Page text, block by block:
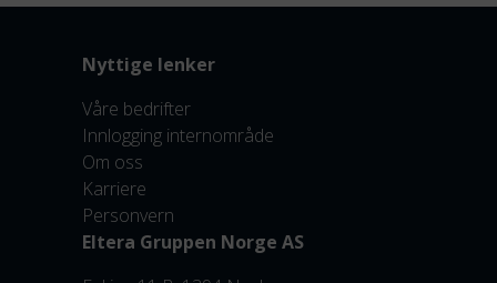
Nyttige lenker
Våre bedrifter
Innlogging internområde
Om oss
Karriere
Personvern
Eltera Gruppen Norge AS